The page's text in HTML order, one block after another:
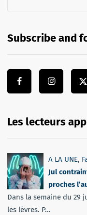
Subscribe and
Les lecteurs
A LA UNE,
Jul
proches
Dans la semaine du 29
les lèvres. P...